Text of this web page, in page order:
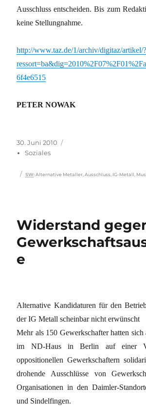
Ausschluss entscheiden. Bis zum
keine Stellungnahme.
http://www.taz.de/1/archiv/digitaz/artikel/?
6f4e6515
PETER NOWAK
Veröffentlicht
am
30. Juni 2010
Soziales
Schlagwörter
SW: Alternative Metaller,Ausschluss, IG-Metall,
Widerstand
e
Alternative Kandidaturen für den
der IG Metall scheinbar nicht erwünscht
Mehr als 150 Gewerkschafter hatten sich
im ND-Haus in Berlin auf einer
oppositionellen Gewerkschaftern
drohende Ausschlüsse von
Organisationen in den Daimler-
und Sindelfingen.